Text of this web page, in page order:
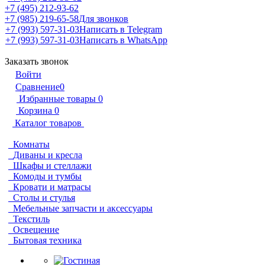
+7 (495) 212-93-62
+7 (985) 219-65-58Для звонков
+7 (993) 597-31-03Написать в Telegram
+7 (993) 597-31-03Написать в WhatsApp
Заказать звонок
Войти
Сравнение0
Избранные товары 0
Корзина 0
Каталог товаров
Комнаты
Диваны и кресла
Шкафы и стеллажи
Комоды и тумбы
Кровати и матрасы
Столы и стулья
Мебельные запчасти и аксессуары
Текстиль
Освещение
Бытовая техника